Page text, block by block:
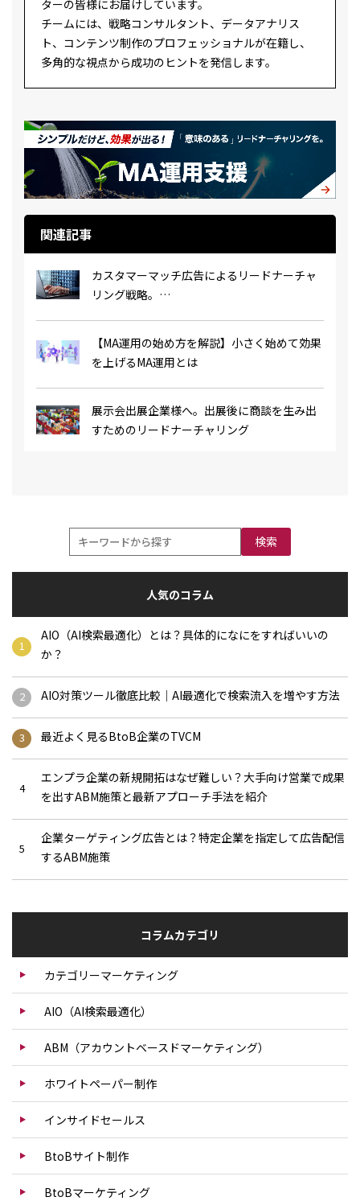
ターの皆様にお届けしています。
チームには、戦略コンサルタント、データアナリス
ト、コンテンツ制作のプロフェッショナルが在籍し、
多角的な視点から成功のヒントを発信します。
関連記事
カスタマーマッチ広告によるリードナーチャ
リング戦略。
【MA運用の始め方を解説】小さく始めて効果
を上げるMA運用とは
展示会出展企業様へ。出展後に商談を生み出
すためのリードナーチャリング
検索
人気のコラム
AIO（AI検索最適化）とは？具体的になにをすればいいの
か？
AIO対策ツール徹底比較｜AI最適化で検索流入を増やす方法
最近よく見るBtoB企業のTVCM
エンプラ企業の新規開拓はなぜ難しい？大手向け営業で成果
を出すABM施策と最新アプローチ手法を紹介
企業ターゲティング広告とは？特定企業を指定して広告配信
するABM施策
コラムカテゴリ
カテゴリーマーケティング
AIO（AI検索最適化）
ABM（アカウントベースドマーケティング）
ホワイトペーパー制作
インサイドセールス
BtoBサイト制作
BtoBマーケティング